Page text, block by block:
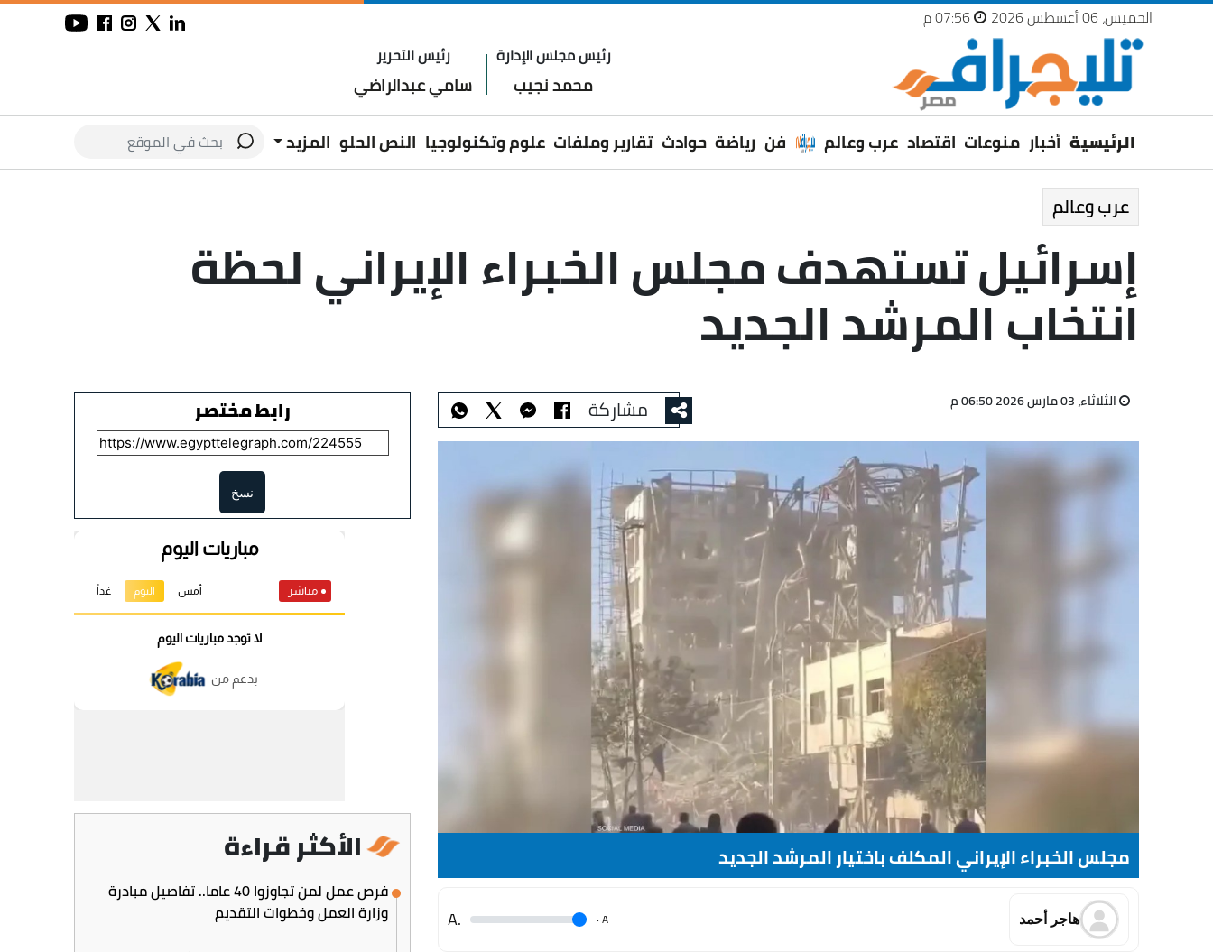
الخميس، 06 أغسطس 2026
07:56 م
رئيس مجلس الإدارة
محمد نجيب
رئيس التحرير
سامي عبدالراضي
الرئيسية أخبار منوعات اقتصاد عرب وعالم فن رياضة حوادث تقارير وملفات علوم وتكنولوجيا النص الحلو المزيد
عرب وعالم
إسرائيل تستهدف مجلس الخبراء الإيراني لحظة
انتخاب المرشد الجديد
الثلاثاء، 03 مارس 2026 06:50 م مشاركة
مجلس الخبراء الإيراني المكلف باختيار المرشد الجديد
هاجر أحمد A
.
.A
رابط مختصر
نسخ
الأكثر قراءة
فرص عمل لمن تجاوزوا 40 عاما.. تفاصيل مبادرة
وزارة العمل وخطوات التقديم